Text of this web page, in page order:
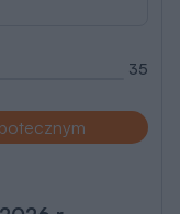
35